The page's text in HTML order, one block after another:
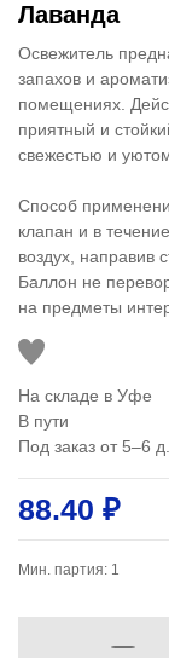
Лаванда
Освежитель
запахов и
помещениях.
приятный и
свежестью и
Способ
клапан и в
воздух, направив
Баллон не
на предметы
На складе в Уфе
В пути
Под заказ от 5–6 д.
88.40 ₽
Мин. партия: 1